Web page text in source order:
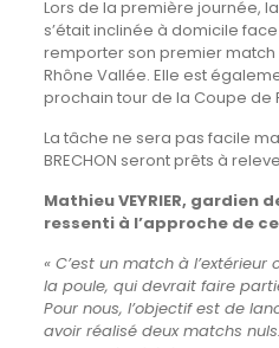
Lors de la première journée,
s’était inclinée à domicile
remporter son premier
Rhône Vallée. Elle est
prochain tour de la Coupe de
La tâche ne sera pas facile
BRECHON seront prêts à
Mathieu VEYRIER, gardien
ressenti à l’approche de
« C’est un match à
la poule, qui devrait faire
Pour nous, l’objectif est de
avoir réalisé deux matchs